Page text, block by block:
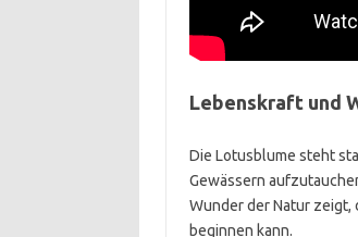
Lebenskraft und
Die Lotusblume steht
Gewässern
Wunder der Natur zeigt,
beginnen kann.